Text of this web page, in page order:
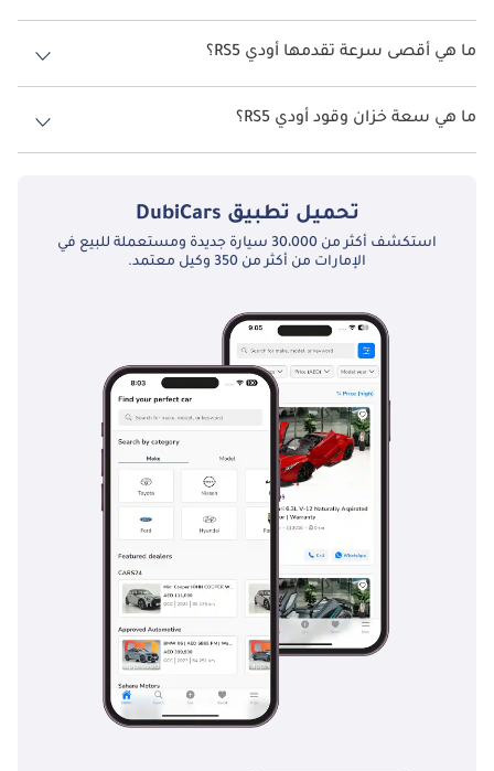
نسخ أودي RS5 هي .
ما هي أقصى سرعة تقدمها أودي RS5؟
السرعة القصوى أودي RS5 هي TBD.
ما هي سعة خزان وقود أودي RS5؟
تبلغ سعة خزان الوقود في أودي RS5 TBD.
تحميل تطبيق DubiCars
استكشف أكثر من 30،000 سيارة جديدة ومستعملة للبيع في
الإمارات من أكثر من 350 وكيل معتمد.